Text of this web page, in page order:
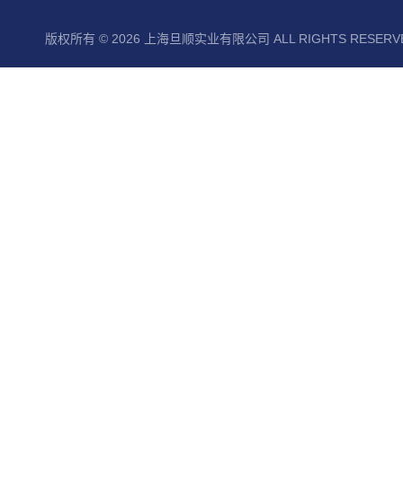
版权所有 © 2026 上海旦顺实业有限公司 ALL RIGHTS